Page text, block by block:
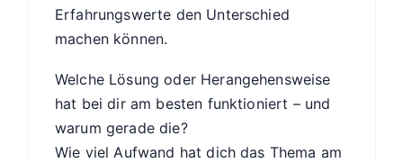
Erfahrungswerte den Unterschied
machen können.
Welche Lösung oder Herangehensweise
hat bei dir am besten funktioniert – und
warum gerade die?
Wie viel Aufwand hat dich das Thema am